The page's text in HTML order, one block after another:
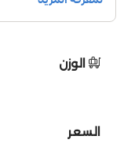
الوزن
السعر